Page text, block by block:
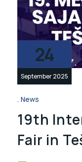
24
September 2025
News
19th
Fair in